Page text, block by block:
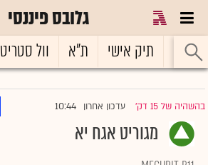
גלובס פיננסי
ראשי תיק אישי ת"א וול סטריט
בהשהיה של 15 דק' |עדכון אחרון 10:44
מגוריט אגח יא